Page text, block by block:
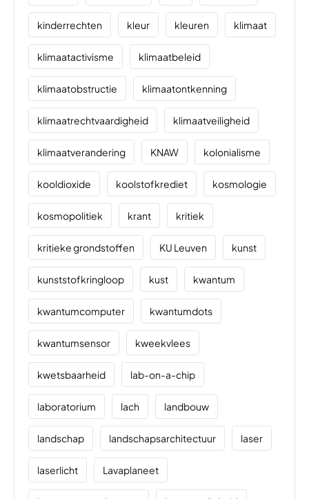
kinderrechten kleur kleuren klimaat
klimaatactivisme klimaatbeleid
klimaatobstructie klimaatontkenning
klimaatrechtvaardigheid klimaatveiligheid
klimaatverandering KNAW kolonialisme
kooldioxide koolstofkrediet kosmologie
kosmopolitiek krant kritiek
kritieke grondstoffen KU Leuven kunst
kunststofkringloop kust kwantum
kwantumcomputer kwantumdots
kwantumsensor kweekvlees
kwetsbaarheid lab-on-a-chip
laboratorium lach landbouw
landschap landschapsarchitectuur laser
laserlicht Lavaplaneet